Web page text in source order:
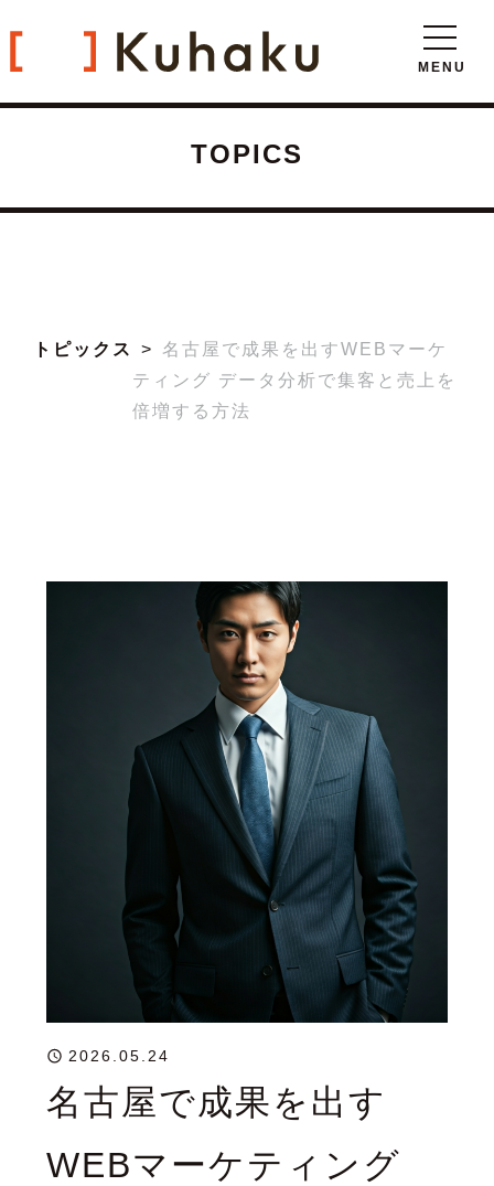
TOPICS
トピックス
名古屋で成果を出すWEBマーケ
ティング データ分析で集客と売上を
倍増する方法
2026.05.24
名古屋で成果を出す
WEBマーケティング